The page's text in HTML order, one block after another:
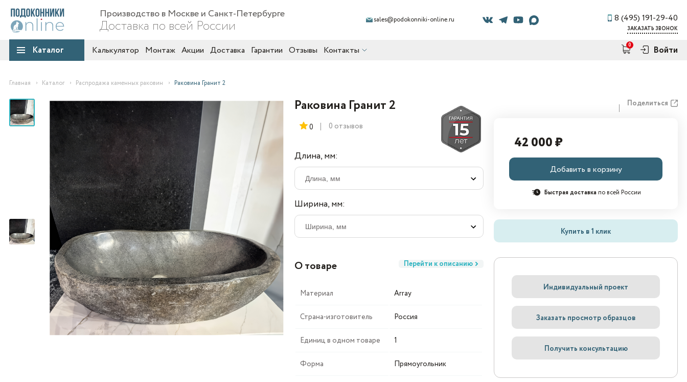
Производство в Москве и Санкт-Петербурге
Доставка по всей России sales@podokonniki-online.ru 8 (495) 191-29-40
ЗАКАЗАТЬ ЗВОНОК
Каталог Калькулятор Монтаж Акции Доставка Гарантии Отзывы Контакты 0 Войти
Главная Каталог Распродажа каменных раковин Раковина Гранит 2
Раковина Гранит 2
0 0 отзывов
Длина, мм:
Ширина, мм:
О товаре Перейти к описанию
Материал Array
Страна-изготовитель Россия
Единиц в одном товаре 1
Форма Прямоугольник
Поделиться
42 000 ₽
Добавить в корзину
Быстрая доставкапо всей России
Купить в 1 клик
Индивидуальный проект
Заказать просмотр образцов
Получить консультацию